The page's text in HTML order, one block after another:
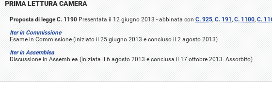
PRIMA LETTURA CAMERA
Proposta di legge C. 1190 Presentata il 12 giugno 2013 - abbinata con C. 925, C. 191 , C. 1100, C.
Iter in Commissione
Esame in Commissione (iniziato il 25 giugno 2013 e concluso il 2 agosto 2013)
Iter in Assemblea
Discussione in Assemblea (iniziata il 6 agosto 2013 e conclusa il 17 ottobre 2013. Assorbito)